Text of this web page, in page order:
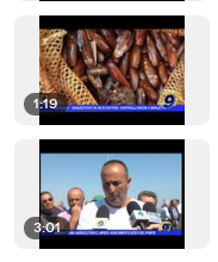
1:19
3:01